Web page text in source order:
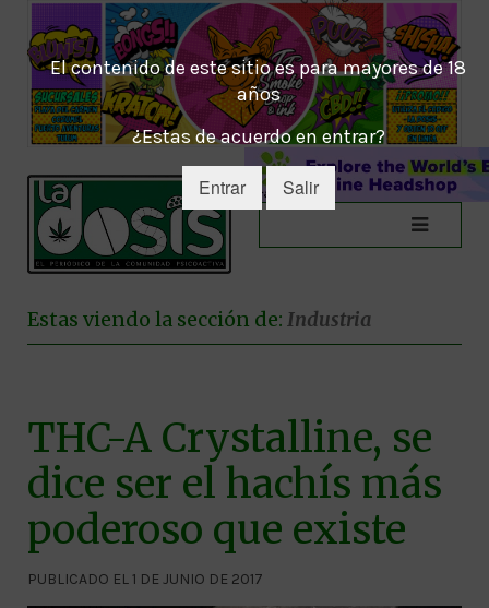
El contenido de este sitio es para mayores de 18
años
¿Estas de acuerdo en entrar?
Entrar Salir
Estas viendo la sección de: Industria
THC-A Crystalline, se
dice ser el hachís más
poderoso que existe
PUBLICADO EL 1 DE JUNIO DE 2017